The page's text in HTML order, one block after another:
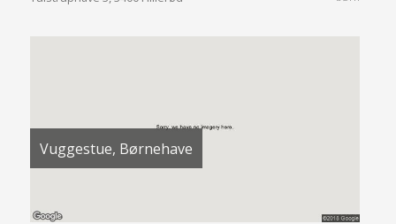
Vuggestue, Børnehave